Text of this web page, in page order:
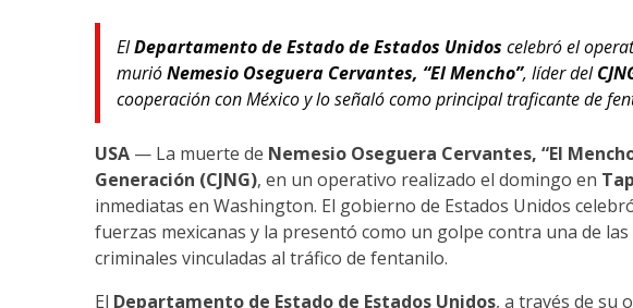
ElDepartamento de Estado de Estados Unidos celebró el
murióNemesio Oseguera Cervantes, “El Mencho”, líder del
cooperación con México y lo señaló como principal traficante de
USA — La muerte de Nemesio Oseguera Cervantes, “El
Generación (CJNG), en un operativo realizado el domingo en
inmediatas en Washington. El gobierno de Estados Unidos
fuerzas mexicanas y la presentó como un golpe contra una de
criminales vinculadas al tráfico de fentanilo.
El Departamento de Estado de Estados Unidos, a través de su